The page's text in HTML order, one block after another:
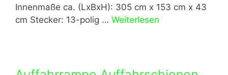
Innenmaße ca. (LxBxH): 305 cm x 153 cm x 43
cm Stecker: 13-polig … Weiterlesen